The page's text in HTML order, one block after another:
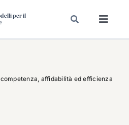
per il
affidabilità ed efficienza